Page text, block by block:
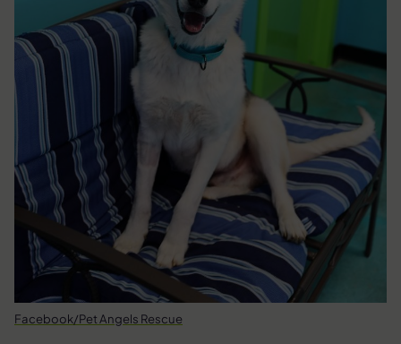
Facebook/Pet Angels Rescue